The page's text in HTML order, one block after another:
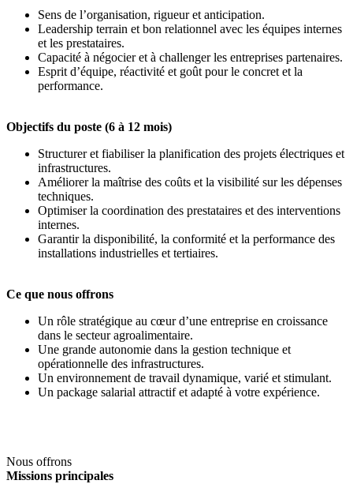
Sens de l’organisation, rigueur et anticipation.
Leadership terrain et bon relationnel avec les équipes internes
et les prestataires.
Capacité à négocier et à challenger les entreprises partenaires.
Esprit d’équipe, réactivité et goût pour le concret et la
performance.
Objectifs du poste (6 à 12 mois)
Structurer et fiabiliser la planification des projets électriques et
infrastructures.
Améliorer la maîtrise des coûts et la visibilité sur les dépenses
techniques.
Optimiser la coordination des prestataires et des interventions
internes.
Garantir la disponibilité, la conformité et la performance des
installations industrielles et tertiaires.
Ce que nous offrons
Un rôle stratégique au cœur d’une entreprise en croissance
dans le secteur agroalimentaire.
Une grande autonomie dans la gestion technique et
opérationnelle des infrastructures.
Un environnement de travail dynamique, varié et stimulant.
Un package salarial attractif et adapté à votre expérience.
Nous offrons
Missions principales